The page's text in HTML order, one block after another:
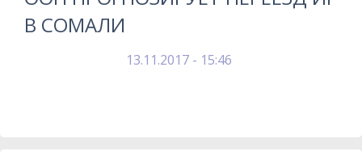
В СОМАЛИ
13.11.2017 - 15:46